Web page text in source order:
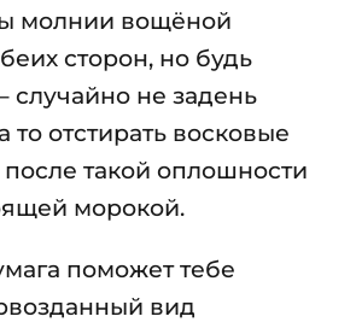
молнии вощёной
сторон, но будь
случайно не задень
то отстирать восковые
после такой оплошности
морокой.
поможет тебе
вид